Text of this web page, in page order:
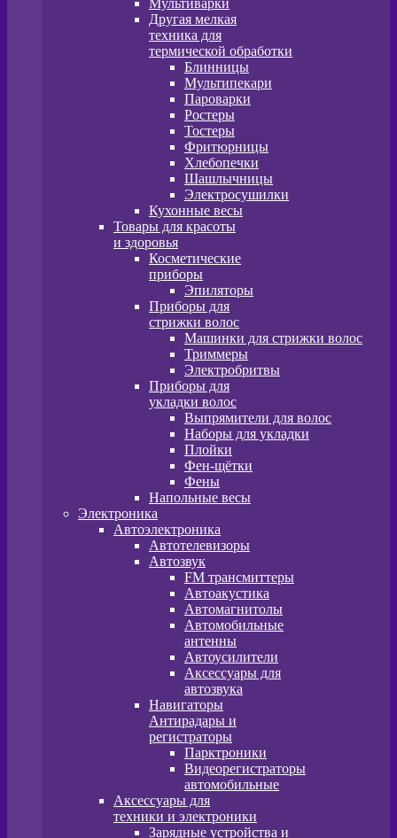
Мультиварки
Другая мелкая
техника для
термической обработки
Блинницы
Мультипекари
Пароварки
Ростеры
Тостеры
Фритюрницы
Хлебопечки
Шашлычницы
Электросушилки
Кухонные весы
Товары для красоты
и здоровья
Косметические
приборы
Эпиляторы
Приборы для
стрижки волос
Машинки для стрижки волос
Триммеры
Электробритвы
Приборы для
укладки волос
Выпрямители для волос
Наборы для укладки
Плойки
Фен-щётки
Фены
Напольные весы
Электроника
Автоэлектроника
Автотелевизоры
Автозвук
FM трансмиттеры
Автоакустика
Автомагнитолы
Автомобильные
антенны
Автоусилители
Аксессуары для
автозвука
Навигаторы
Антирадары и
регистраторы
Парктроники
Видеорегистраторы
автомобильные
Аксессуары для
техники и электроники
Зарядные устройства и